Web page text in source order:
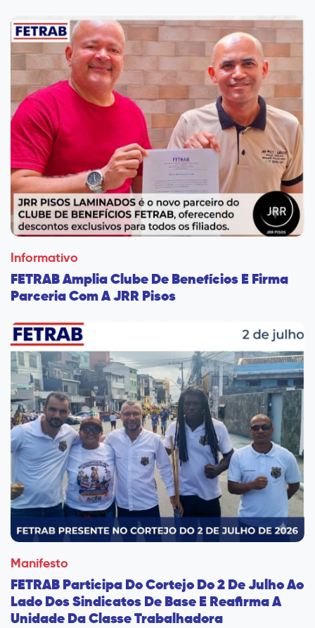
Informativo
FETRAB Amplia Clube De Benefícios E Firma
Parceria Com A JRR Pisos
Manifesto
FETRAB Participa Do Cortejo Do 2 De Julho Ao
Lado Dos Sindicatos De Base E Reafirma A
Unidade Da Classe Trabalhadora